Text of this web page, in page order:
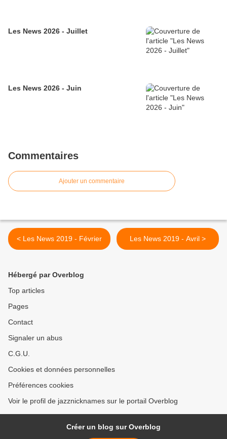
Les News 2026 - Juillet
Les News 2026 - Juin
Commentaires
Ajouter un commentaire
< Les News 2019 - Février Les News 2019 - Avril >
Hébergé par Overblog
Top articles
Pages
Contact
Signaler un abus
C.G.U.
Cookies et données personnelles
Préférences cookies
Voir le profil de jazznicknames sur le portail Overblog
Créer un blog sur Overblog